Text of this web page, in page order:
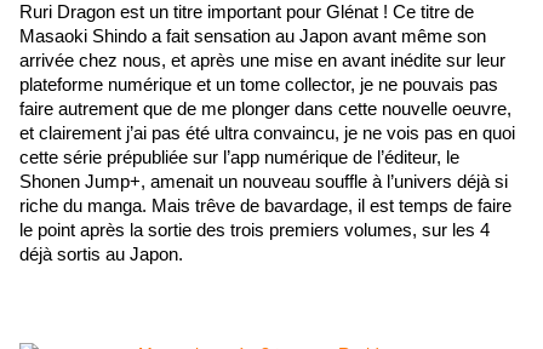
Ruri Dragon est un titre important pour Glénat ! Ce titre de
Masaoki Shindo a fait sensation au Japon avant même son
arrivée chez nous, et après une mise en avant inédite sur leur
plateforme numérique et un tome collector, je ne pouvais pas
faire autrement que de me plonger dans cette nouvelle oeuvre,
et clairement j’ai pas été ultra convaincu, je ne vois pas en quoi
cette série prépubliée sur l’app numérique de l’éditeur, le
Shonen Jump+, amenait un nouveau souffle à l’univers déjà si
riche du manga. Mais trêve de bavardage, il est temps de faire
le point après la sortie des trois premiers volumes, sur les 4
déjà sortis au Japon.